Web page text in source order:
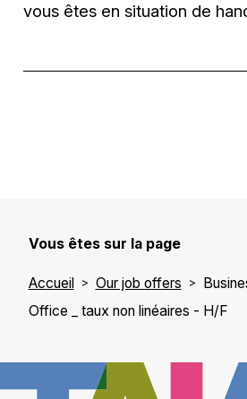
vous êtes en situation de
Vous êtes sur la page
Accueil Our job offers
Office _ taux non linéaires - H/F